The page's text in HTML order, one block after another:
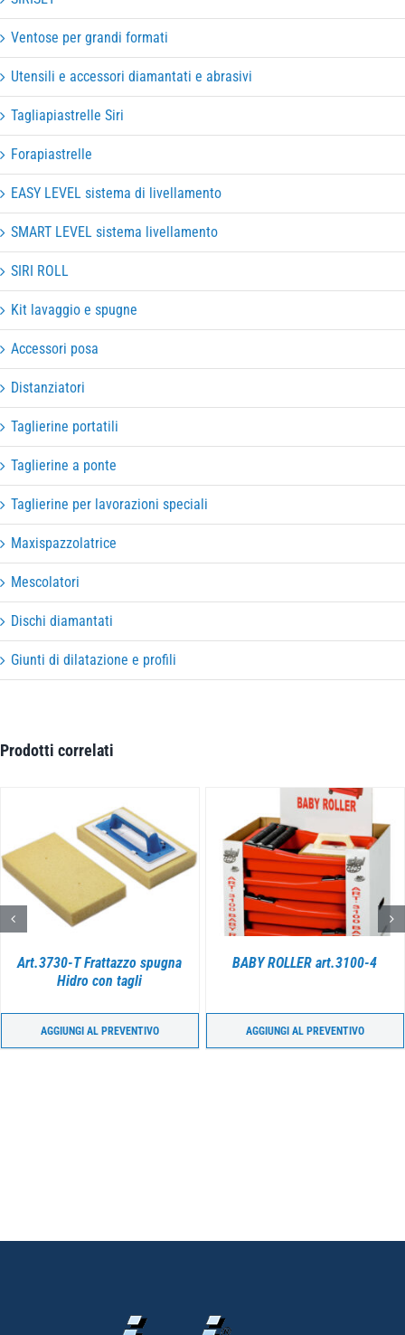
Ventose per grandi formati
Utensili e accessori diamantati e abrasivi
Tagliapiastrelle Siri
Forapiastrelle
EASY LEVEL sistema di livellamento
SMART LEVEL sistema livellamento
SIRI ROLL
Kit lavaggio e spugne
Accessori posa
Distanziatori
Taglierine portatili
Taglierine a ponte
Taglierine per lavorazioni speciali
Maxispazzolatrice
Mescolatori
Dischi diamantati
Giunti di dilatazione e profili
Prodotti correlati
BABY ROLLER art.3100-4
AGGIUNGI AL PREVENTIVO
DETTAGLI
Art. 757-O Spugna ovale in
AGGIUNGI AL PREVENTIVO
DETTAGLI